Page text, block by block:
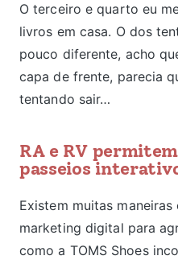
O terceiro e quarto eu
livros em casa. O dos
pouco diferente, acho
capa de frente, parecia
tentando sair…
RA e RV
passeios
Existem muitas maneiras
marketing digital para
como a TOMS Shoes